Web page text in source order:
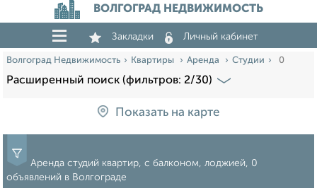
ВОЛГОГРАД НЕДВИЖИМОСТЬ
Закладки Личный кабинет
Волгоград Недвижимость Квартиры Аренда Студии 0
Расширенный поиск (фильтров: 2/30)
Показать на карте
Аренда студий квартир, с балконом, лоджией, 0
объявлений в Волгограде